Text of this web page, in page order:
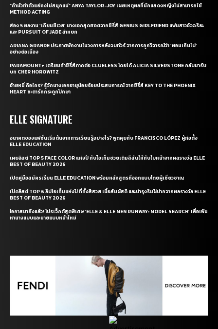
“ถ้ามัวทำตัวแย่คงไม่สนุกแน่” ANYA TAYLOR-JOY เผยเหตุผลที่นักแสดงหญิงไม่สามารถใช้
METHOD ACTING
ส่อง 5 ผลงาน ‘เถียนซีเวย’ นางเอกสุดฮอตจากซีรี่ส์ GENIUS GIRLFRIEND แฟนสาวอัจฉริยะ
และ PURSUIT OF JADE ล่าหยก
ARIANA GRANDE ประกาศพักงานในวงการหลังจบทัวร์ จากการถูกวิจารณ์ว่า ‘ผอมเกินไป’
อย่างต่อเนื่อง
PARAMOUNT+ เตรียมทำซีรี่ส์ภาคต่อ CLUELESS โดยได้ ALICIA SILVERSTONE กลับมารับ
บท CHER HOROWITZ
อ้ายหมี่ คือใคร? รู้จักนางเอกอายุน้อยร้อยประสบการณ์ จากซีรี่ส์ KEY TO THE PHOENIX
HEART ชะตารักกระดูกปักษา
ELLE SIGNATURE
อนาคตของแฟชั่นเริ่มต้นจากการเรียนรู้อย่างไร? พูดคุยกับ FRANCISCO LÓPEZ ผู้ก่อตั้ง
ELLE EDUCATION
เผยลิสต์ TOP 5 FACE COLOR แห่งปี กับไอเท็มช่วยเติมสีสันให้กับใบหน้าจากผลรางวัล ELLE
BEST OF BEAUTY 2026
เปิดคู่มือสมัครเรียน ELLE EDUCATION พร้อมหลักสูตรที่ออกแบบโดยผู้เชี่ยวชาญ
เปิดลิสต์ TOP 6 ลิปไอเท็มแห่งปี ที่ทั้งสีสวย เนื้อสัมผัสดี และบำรุงริมฝีปากจากผลรางวัล ELLE
BEST OF BEAUTY 2026
โอกาสมาถึงแล้ว! โปรเจ็กต์สุดพิเศษ ‘ELLE & ELLE MEN RUNWAY: MODEL SEARCH’ เพื่อเฟ้น
หานางแบบและนายแบบหน้าใหม่